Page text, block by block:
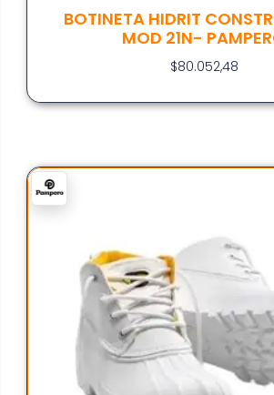
BOTINETA HIDRIT
MOD 21N-
$80.052,48